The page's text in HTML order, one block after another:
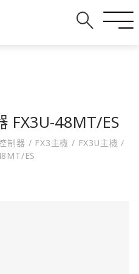
FX3U-48MT/ES
制器 / FX3主機/ FX3U主機/
ES